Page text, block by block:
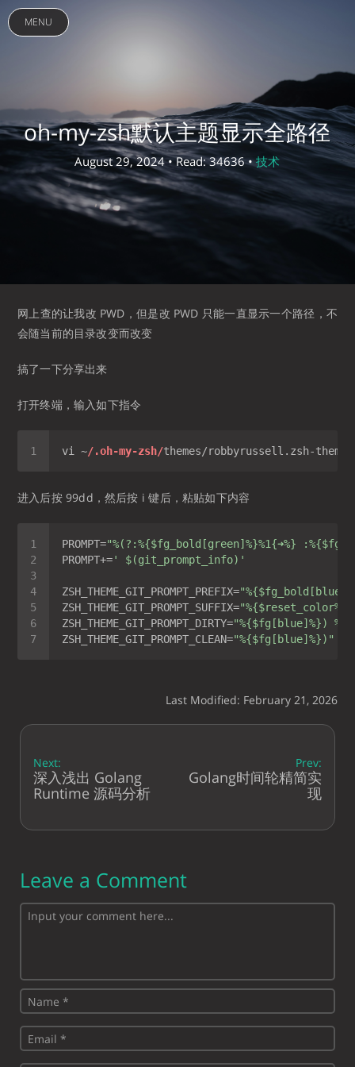
MENU
oh-my-zsh默认主题显示全路径
August 29, 2024 • Read: 34636 •技术
网上查的让我改 PWD，但是改 PWD 只能一直显示一个路径，不
会随当前的目录改变而改变
搞了一下分享出来
打开终端，输入如下指令
vi ~/.oh-my-zsh/
进入后按 99dd，然后按 i 键后，粘贴如下内容
PROMPT="%(?:%{$fg_bold[green]%}%1{➜%}
PROMPT+=' $(git_prompt_info)'
ZSH_THEME_GIT_PROMPT_PREFIX=
ZSH_THEME_GIT_PROMPT_SUFFIX="%{$reset_color%}
ZSH_THEME_GIT_PROMPT_DIRTY="%{$fg[blue]%})
ZSH_THEME_GIT_PROMPT_CLEAN="%{$fg[blue]%})"
Last Modified: February 21, 2026
Next:
深入浅出 Golang
Runtime 源码分析
Prev:
Golang时间轮精简实
现
Leave a Comment